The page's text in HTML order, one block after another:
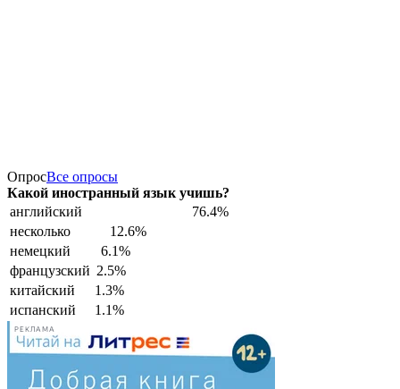
ОпросВсе опросы
Какой иностранный язык учишь?
английский
76.4%
несколько
12.6%
немецкий
6.1%
французский 2.5%
китайский
1.3%
испанский
1.1%
РЕКЛАМА